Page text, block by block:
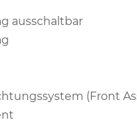
ausschaltbar
(Front